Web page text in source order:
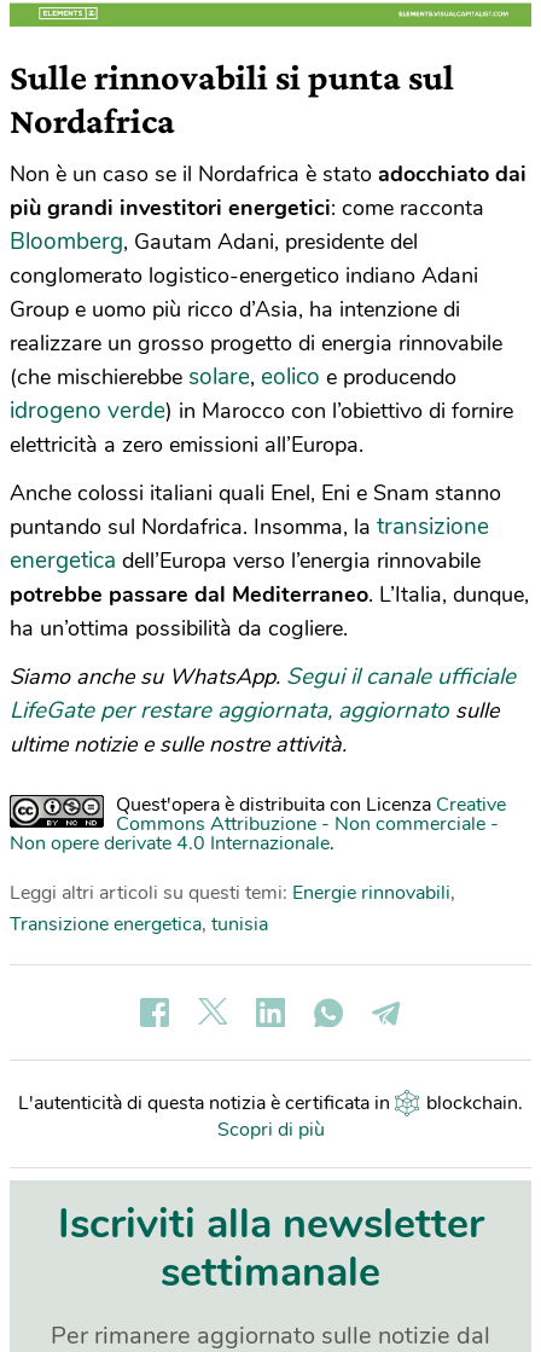
Sulle rinnovabili si punta sul
Nordafrica
Non è un caso se il Nordafrica è stato adocchiato dai
più grandi investitori energetici: come racconta
Bloomberg, Gautam Adani, presidente del
conglomerato logistico-energetico indiano Adani
Group e uomo più ricco d’Asia, ha intenzione di
realizzare un grosso progetto di energia rinnovabile
(che mischierebbe solare, eolico e producendo
idrogeno verde) in Marocco con l’obiettivo di fornire
elettricità a zero emissioni all’Europa.
Anche colossi italiani quali Enel, Eni e Snam stanno
puntando sul Nordafrica. Insomma, la transizione
energetica dell’Europa verso l’energia rinnovabile
potrebbe passare dal Mediterraneo. L’Italia, dunque,
ha un’ottima possibilità da cogliere.
Siamo anche su WhatsApp. Segui il canale ufficiale
LifeGate per restare aggiornata, aggiornato sulle
ultime notizie e sulle nostre attività.
Quest'opera è distribuita con Licenza Creative
Commons Attribuzione - Non commerciale -
Non opere derivate 4.0 Internazionale.
Leggi altri articoli su questi temi: Energie rinnovabili,
Transizione energetica, tunisia
L'autenticità di questa notizia è certificata in blockchain.
Scopri di più
Iscriviti alla newsletter
settimanale
Per rimanere aggiornato sulle notizie dal